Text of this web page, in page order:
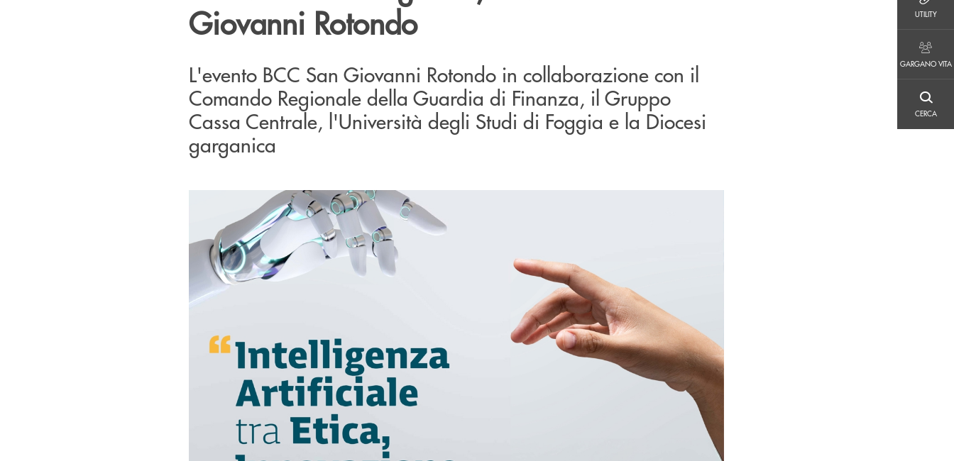
UTILITY
GARGANO VITA
CERCA
Giovanni Rotondo
L'evento BCC San Giovanni Rotondo in collaborazione con il
Comando Regionale della Guardia di Finanza, il Gruppo
Cassa Centrale, l'Università degli Studi di Foggia e la Diocesi
garganica